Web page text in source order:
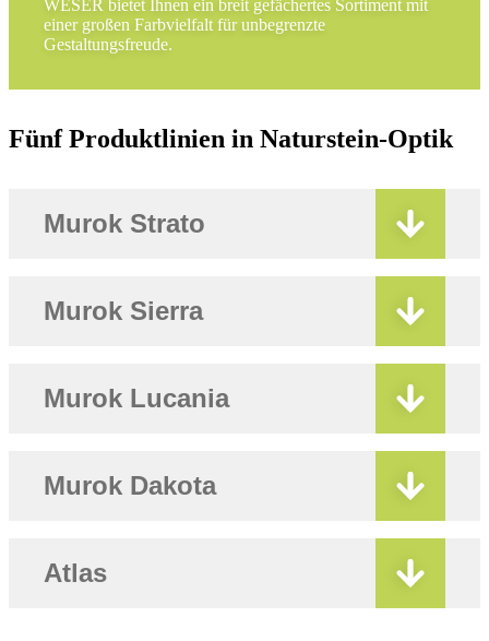
WESER bietet Ihnen ein breit gefächertes Sortiment mit
einer großen Farbvielfalt für unbegrenzte
Gestaltungsfreude.
Fünf Produktlinien in Naturstein-Optik
Murok Strato
Murok Sierra
Murok Lucania
Murok Dakota
Atlas